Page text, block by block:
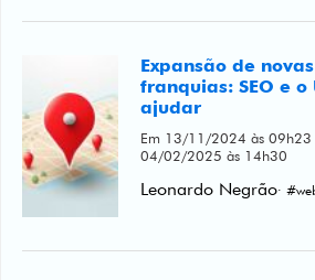
Expansão de
franquias: SEO e o
ajudar
Em 13/11/2024 às 09h23
04/02/2025 às 14h30
Leonardo Negrão·